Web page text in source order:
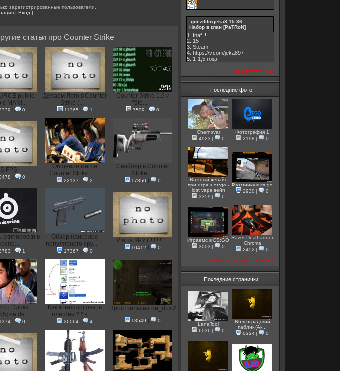
зарегистрированные пользователи.
| Вход ]
статьи про Counter Strike
public
с MANI...
| 0
Делаем Лого в Counter
Strike (...
11265 | 1
Counter Strike 1.6 и
"Ste...
7509 | 0
FPS
| 0
Общение в игре
Counter Strike ...
22137 | 2
Снайпер в Counter
Strike
17850 | 0
экипировки в
| 1
Обзор наиболее
популярного ору...
17367 | 0
V!ntus КРУТ!!!!!!!!!
10412 | 0
от Эдика
на de...
| 0
Как компилировать
плагины? *.s...
26064 | 4
Прострелы на de_dust2
18549 | 0
gnezdilovjeka8 15:36
Набор в клан [PaTRoN]
1. fnaf .!.
2. 15
3. Steam
4. https://v.com/jeka897
5. 1-1,5 годa
посмотреть все
Последние фото
Chernovar
4923 | 0
Фотография 1
3198 | 0
Важный девайс
при игре в cs:go -
lost vape вейп
3359 | 0
Разминка в cs:go
2930 | 0
Играемс в CS:GO
3003 | 0
Razer Deathadder
Chroma
2452 | 0
добавить | посмотреть все
Последние странички
LanaTool
6036 | 0
Волгоградский
паблик (Ак...
6324 | 0